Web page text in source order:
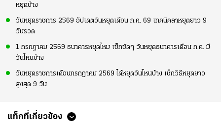
หยุดบ้าง
วันหยุดราชการ 2569 อัปเดตวันหยุดเดือน ก.ค. 69 เทคนิคลาหยุดยาว 9
วันรวด
1 กรกฎาคม 2569 ธนาคารหยุดไหม เช็กชัดๆ วันหยุดธนาคารเดือน ก.ค. มี
วันไหนบ้าง
วันหยุดราชการเดือนกรกฎาคม 2569 ได้หยุดวันไหนบ้าง เช็กวิธีหยุดยาว
สูงสุด 9 วัน
แท็กที่เกี่ยวข้อง